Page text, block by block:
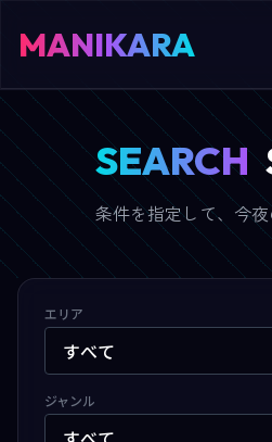
MANIKARA
SEARCH
条件を指定して、今
エリア
ジャンル